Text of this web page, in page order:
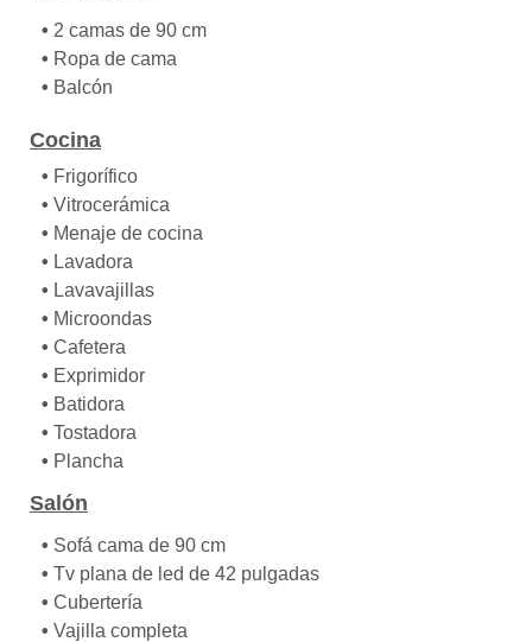
• 2 camas de 90 cm
• Ropa de cama
• Balcón
Cocina
• Frigorífico
• Vitrocerámica
• Menaje de cocina
• Lavadora
• Lavavajillas
• Microondas
• Cafetera
• Exprimidor
• Batidora
• Tostadora
• Plancha
Salón
• Sofá cama de 90 cm
• Tv plana de led de 42 pulgadas
• Cubertería
• Vajilla completa